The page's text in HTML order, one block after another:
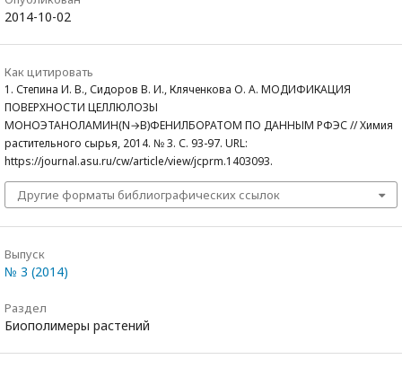
2014-10-02
Как цитировать
1. Степина И. В., Сидоров В. И., Кляченкова О. А. МОДИФИКАЦИЯ
ПОВЕРХНОСТИ ЦЕЛЛЮЛОЗЫ
МОНОЭТАНОЛАМИН(N→B)ФЕНИЛБОРАТОМ ПО ДАННЫМ РФЭС // Химия
растительного сырья, 2014. № 3. С. 93-97. URL:
https://journal.asu.ru/cw/article/view/jcprm.1403093.
Другие форматы библиографических ссылок
Выпуск
№ 3 (2014)
Раздел
Биополимеры растений